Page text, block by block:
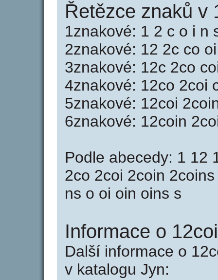
Řetězce znaků v
1znakové: 1 2 c o i n
2znakové: 12 2c co
3znakové: 12c 2co
4znakové: 12co 2coi
5znakové: 12coi
6znakové: 12coin
Podle abecedy: 1 12
2co 2coi 2coin
ns o oi oin oins s
Informace o
Další informace o
v katalogu Jyn: